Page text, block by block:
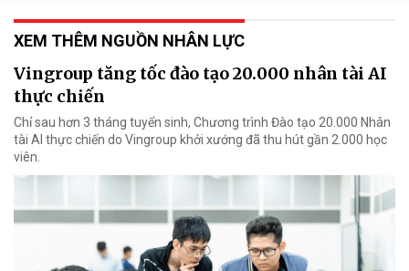
XEM THÊM NGUỒN NHÂN LỰC
Vingroup tăng tốc đào tạo 20.000 nhân tài AI
thực chiến
Chỉ sau hơn 3 tháng tuyển sinh, Chương trình Đào tạo 20.000 Nhân
tài AI thực chiến do Vingroup khởi xướng đã thu hút gần 2.000 học
viên.